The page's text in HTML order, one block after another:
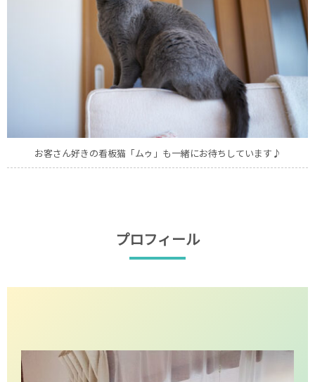
お客さん好きの看板猫「ムゥ」も一緒にお待ちしています ♪
プロフィール